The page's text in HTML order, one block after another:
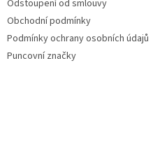
Odstoupení od smlouvy
Obchodní podmínky
Podmínky ochrany osobních údajů
Puncovní značky